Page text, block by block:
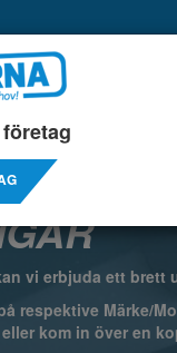
OM OSS
vi erbjuda ett
respektive Märke/
kom in över en